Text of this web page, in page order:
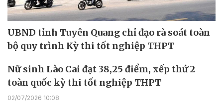
UBND tỉnh Tuyên Quang chỉ đạo rà soát toàn
bộ quy trình Kỳ thi tốt nghiệp THPT
Nữ sinh Lào Cai đạt 38,25 điểm, xếp thứ 2
toàn quốc kỳ thi tốt nghiệp THPT
02/07/2026 10:08